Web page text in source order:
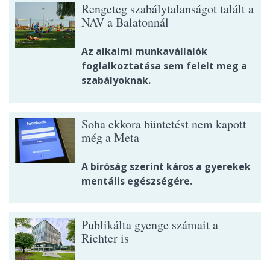
Rengeteg szabálytalanságot talált a
NAV a Balatonnál
Az alkalmi munkavállalók
foglalkoztatása sem felelt meg a
szabályoknak.
Soha ekkora büntetést nem kapott
még a Meta
A bíróság szerint káros a gyerekek
mentális egészségére.
Publikálta gyenge számait a
Richter is